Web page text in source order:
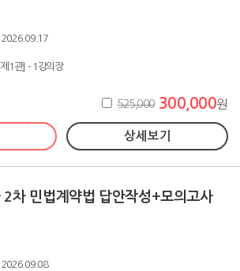
2026.09.17
1관] - 1강의장
525,000 300,000원
상세보기
2차 민법계약법 답안작성+모의고사
2026.09.08